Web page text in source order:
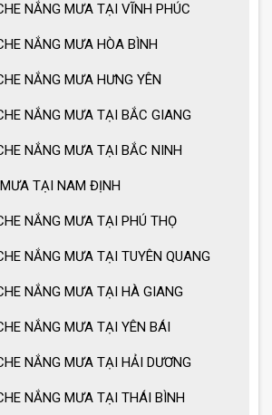
dù che nắng mưa loại lớn
2021
NẮNG MƯA TẠI VĨNH PHÚC
NẮNG MƯA HÒA BÌNH
NẮNG MƯA HƯNG YÊN
NẮNG MƯA TẠI BẮC GIANG
NẮNG MƯA TẠI BẮC NINH
TẠI NAM ĐỊNH
NẮNG MƯA TẠI PHÚ THỌ
NẮNG MƯA TẠI TUYÊN QUANG
NẮNG MƯA TẠI HÀ GIANG
NẮNG MƯA TẠI YÊN BÁI
NẮNG MƯA TẠI HẢI DƯƠNG
NẮNG MƯA TẠI THÁI BÌNH